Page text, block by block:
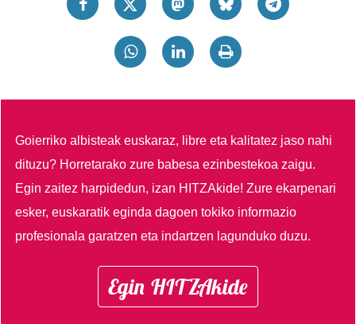
Goierriko albisteak euskaraz, libre eta kalitatez jaso nahi
dituzu? Horretarako zure babesa ezinbestekoa zaigu.
Egin zaitez harpidedun, izan HITZAkide!Zure ekarpenari
esker, euskaratik eginda dagoen tokiko informazio
profesionala garatzen eta indartzen lagunduko duzu.
Egin HITZAkide